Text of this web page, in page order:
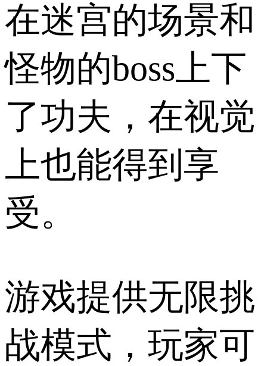
在迷宫的场景和
怪物的boss上下
了功夫，在视觉
上也能得到享
受。
游戏提供无限挑
战模式，玩家可